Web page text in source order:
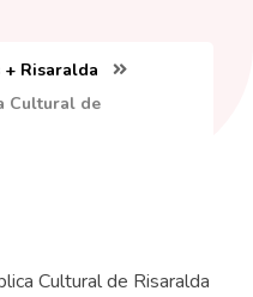
+ Risaralda
Cultural de
Cultural de Risaralda